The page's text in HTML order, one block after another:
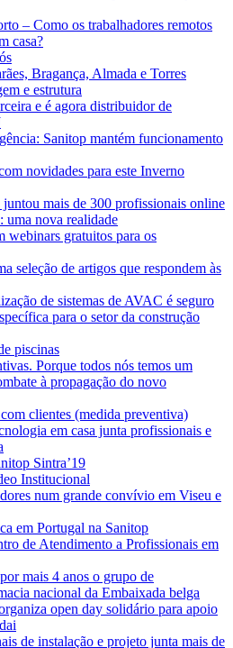
– Como os trabalhadores remotos
casa?
Bragança, Almada e Torres
e estrutura
e é agora distribuidor de
Sanitop mantém funcionamento
novidades para este Inverno
mais de 300 profissionais online
nova realidade
webinars gratuitos para os
seleção de artigos que respondem às
de sistemas de AVAC é seguro
para o setor da construção
piscinas
Porque todos nós temos um
à propagação do novo
clientes (medida preventiva)
em casa junta profissionais e
Sintra’19
Institucional
num grande convívio em Viseu e
em Portugal na Sanitop
de Atendimento a Profissionais em
mais 4 anos o grupo de
nacional da Embaixada belga
open day solidário para apoio
de instalação e projeto junta mais de